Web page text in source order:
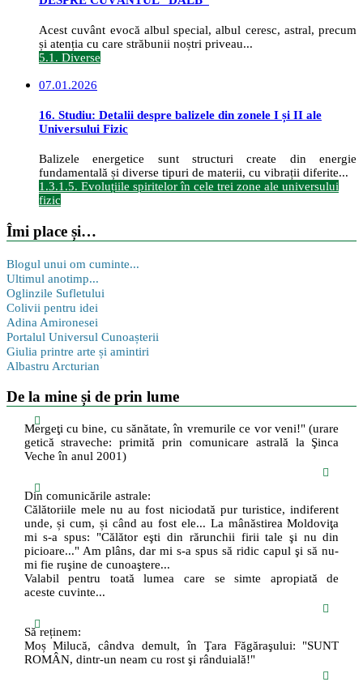
Acest cuvânt evocă albul special, albul ceresc, astral, precum
și atenția cu care străbunii noștri priveau...
5.1. Diverse
07.01.2026
16. Studiu: Detalii despre balizele din zonele I și II ale
Universului Fizic
Balizele energetice sunt structuri create din energie
fundamentală și diverse tipuri de materii, cu vibrații diferite...
1.3.1.5. Evoluțiile spiritelor în cele trei zone ale universului
fizic
Îmi place și…
Blogul unui om cuminte...
Ultimul anotimp...
Oglinzile Sufletului
Colivii pentru idei
Adina Amironesei
Portalul Universul Cunoașterii
Giulia printre arte și amintiri
Albastru Arcturian
De la mine și de prin lume
Mergeţi cu bine, cu sănătate, în vremurile ce vor veni!" (urare
getică straveche: primită prin comunicare astrală la Şinca
Veche în anul 2001)
Din comunicările astrale:
Călătoriile mele nu au fost niciodată pur turistice, indiferent
unde, și cum, și când au fost ele... La mânăstirea Moldoviţa
mi s-a spus: "Călător eşti din rărunchii firii tale şi nu din
picioare..." Am plâns, dar mi s-a spus să ridic capul şi să nu-
mi fie ruşine de cunoaştere...
Valabil pentru toată lumea care se simte apropiată de
aceste cuvinte...
Să reținem:
Moș Milucă, cândva demult, în Ţara Făgăraşului: "SUNT
ROMÂN, dintr-un neam cu rost şi rânduială!"